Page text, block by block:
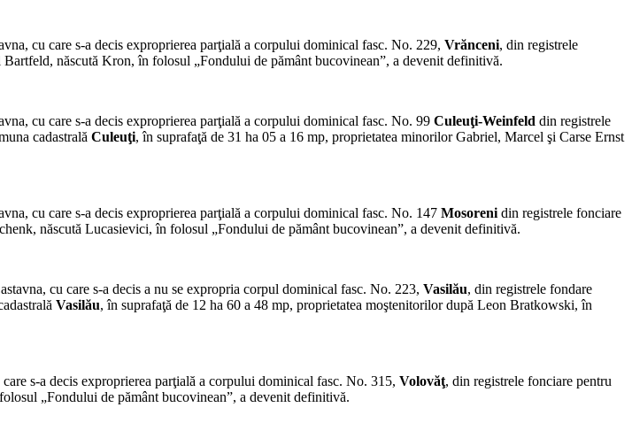
cu care s-a decis exproprierea parţială a corpului dominical fasc. No. 229, Vrănceni, din registrele
născută Kron, în fo­losul „Fondului de pământ bucovinean”, a de­venit definitivă.
cu care s-a decis exproprierea parţială a corpului dominical fasc. No. 99 Culeuţi-Weinfeld din registrele
cadastrală Culeuţi, în suprafaţă de 31 ha 05 a 16 mp, proprietatea minorilor Gabriel, Marcel şi Carse Ernst
cu care s-a decis exproprierea parţială a corpului dominical fasc. No. 147 Mosoreni din registrele fonciare
născută Lucasievici, în folosul „Fondului de pământ bucovinean”, a devenit definitivă.
cu care s-a decis a nu se expropria corpul dominical fasc. No. 223, Vasilău, din registrele fondare
Vasilău, în suprafaţă de 12 ha 60 a 48 mp, proprietatea moştenitorilor după Leon Bratkowski, în
s-a decis exproprierea parţială a corpului dominical fasc. No. 315, Volovăţ, din registrele fonciare pentru
„Fondului de pământ bucovinean”, a devenit definitivă.